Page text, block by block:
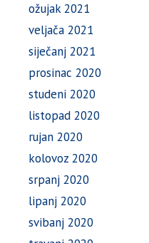
ožujak 2021
veljača 2021
siječanj 2021
prosinac 2020
studeni 2020
listopad 2020
rujan 2020
kolovoz 2020
srpanj 2020
lipanj 2020
svibanj 2020